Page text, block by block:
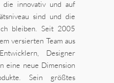
die innovativ und auf
sind und die
bleiben. Seit 2005
versierten Team aus
Designer
eine neue Dimension
Sein größtes